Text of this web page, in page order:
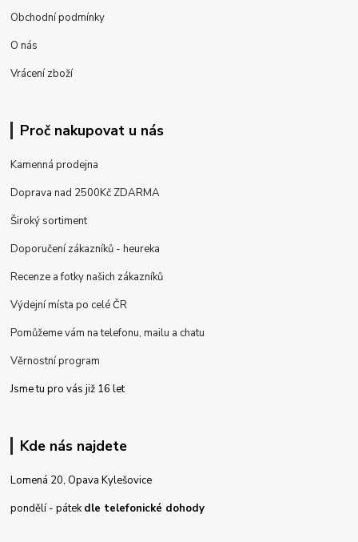
Obchodní podmínky
O nás
Vrácení zboží
Proč nakupovat u nás
Kamenná prodejna
Doprava nad 2500Kč ZDARMA
Široký sortiment
Doporučení zákazníků - heureka
Recenze a fotky našich zákazníků
Výdejní místa po celé ČR
Pomůžeme vám na telefonu, mailu a chatu
Věrnostní program
Jsme tu pro vás již 16 let
Kde nás najdete
Lomená 20, Opava Kylešovice
pondělí - pátekdle telefonické dohody